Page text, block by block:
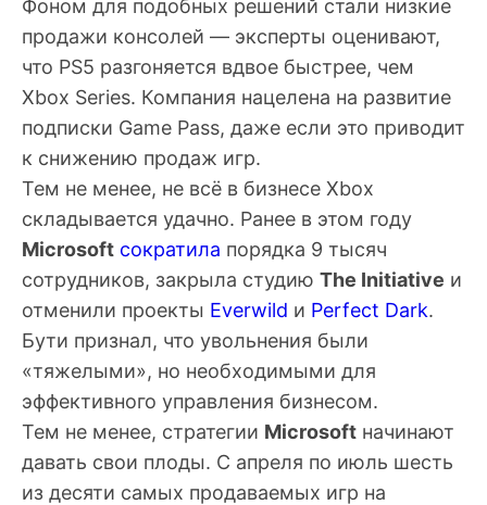
Фоном для подобных решений стали низкие
продажи консолей — эксперты оценивают,
что PS5 разгоняется вдвое быстрее, чем
Xbox Series. Компания нацелена на развитие
подписки Game Pass, даже если это приводит
к снижению продаж игр.
Тем не менее, не всё в бизнесе Xbox
складывается удачно. Ранее в этом году
Microsoft сократила порядка 9 тысяч
сотрудников, закрыла студию The Initiative и
отменили проекты Everwild и Perfect Dark.
Бути признал, что увольнения были
«тяжелыми», но необходимыми для
эффективного управления бизнесом.
Тем не менее, стратегии Microsoft начинают
давать свои плоды. С апреля по июль шесть
из десяти самых продаваемых игр на